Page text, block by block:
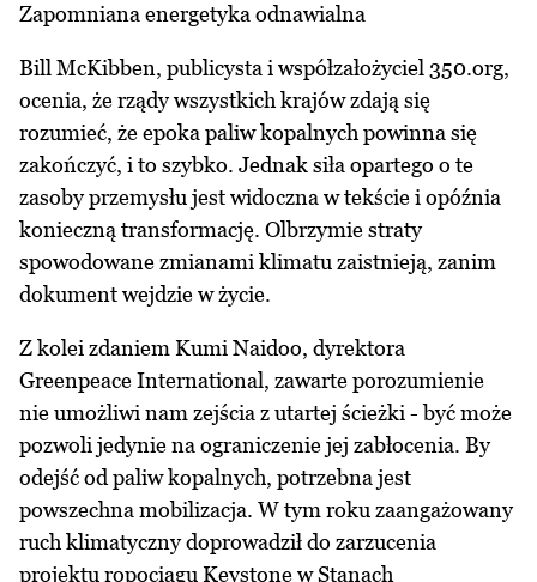
Zapomniana energetyka odnawialna
Bill McKibben, publicysta i współzałożyciel 350.org,
ocenia, że rządy wszystkich krajów zdają się
rozumieć, że epoka paliw kopalnych powinna się
zakończyć, i to szybko. Jednak siła opartego o te
zasoby przemysłu jest widoczna w tekście i opóźnia
konieczną transformację. Olbrzymie straty
spowodowane zmianami klimatu zaistnieją, zanim
dokument wejdzie w życie.
Z kolei zdaniem Kumi Naidoo, dyrektora
Greenpeace International, zawarte porozumienie
nie umożliwi nam zejścia z utartej ścieżki - być może
pozwoli jedynie na ograniczenie jej zabłocenia. By
odejść od paliw kopalnych, potrzebna jest
powszechna mobilizacja. W tym roku zaangażowany
ruch klimatyczny doprowadził do zarzucenia
projektu ropociągu Keystone w Stanach